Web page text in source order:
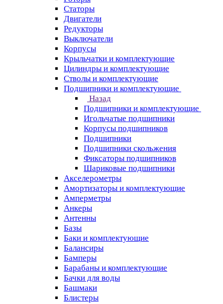
Статоры
Двигатели
Редукторы
Выключатели
Корпусы
Крыльчатки и комплектующие
Цилиндры и комплектующие
Стволы и комплектующие
Подшипники и комплектующие
Назад
Подшипники и комплектующие
Игольчатые подшипники
Корпусы подшипников
Подшипники
Подшипники скольжения
Фиксаторы подшипников
Шариковые подшипники
Акселерометры
Амортизаторы и комплектующие
Амперметры
Анкеры
Антенны
Базы
Баки и комплектующие
Балансиры
Бамперы
Барабаны и комплектующие
Бачки для воды
Башмаки
Блистеры